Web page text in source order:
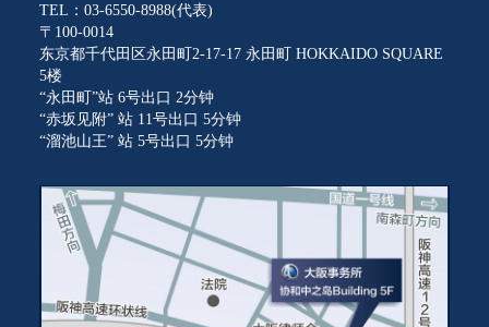
TEL：03-6550-8988(代表)
〒100-0014
东京都千代田区永田町2-17-17 永田町 HOKKAIDO SQUARE
5楼
“永田町”站 6号出口 2分钟
“赤坂见附” 站 11号出口 5分钟
“溜池山王” 站 5号出口 5分钟